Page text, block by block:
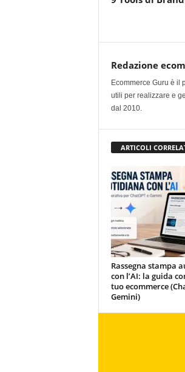
Redazione
Ecommerce Guru è il
utili per realizzare e
dal 2010.
ARTICOLI
Rassegna stampa
con l’AI: la guida
tuo ecommerce
Gemini)